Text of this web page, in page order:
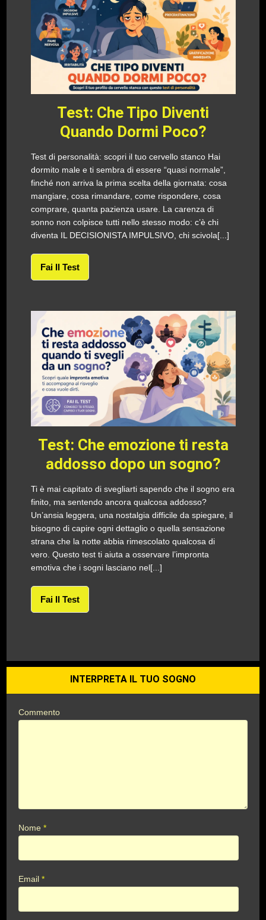
Test: Che Tipo Diventi
Quando Dormi Poco?
Test di personalità: scopri il tuo cervello stanco Hai
dormito male e ti sembra di essere “quasi normale”,
finché non arriva la prima scelta della giornata: cosa
mangiare, cosa rimandare, come rispondere, cosa
comprare, quanta pazienza usare. La carenza di
sonno non colpisce tutti nello stesso modo: c’è chi
diventa IL DECISIONISTA IMPULSIVO, chi scivola[...]
Fai Il Test
Test: Che emozione ti resta
addosso dopo un sogno?
Ti è mai capitato di svegliarti sapendo che il sogno era
finito, ma sentendo ancora qualcosa addosso?
Un’ansia leggera, una nostalgia difficile da spiegare, il
bisogno di capire ogni dettaglio o quella sensazione
strana che la notte abbia rimescolato qualcosa di
vero. Questo test ti aiuta a osservare l’impronta
emotiva che i sogni lasciano nel[...]
Fai Il Test
INTERPRETA IL TUO SOGNO
Commento
Nome*
Email*